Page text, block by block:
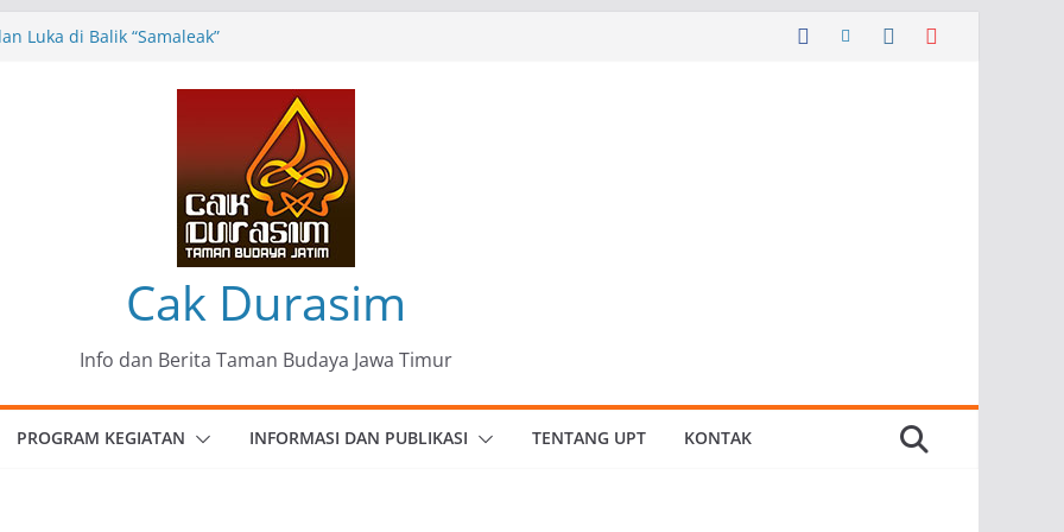
Luka di Balik “Samaleak”
Ungkapan Kritis Tentang Derita
Patria Seni Rupa Kota Blitar :
Menjadi Mantra Perlawanan
Cak Durasim
Info dan Berita Taman Budaya Jawa Timur
PROGRAM KEGIATAN INFORMASI DAN PUBLIKASI TENTANG UPT KONTAK